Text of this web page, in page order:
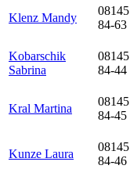
Klenz Mandy
08145
84-63
Kobarschik
Sabrina
08145
84-44
Kral Martina
08145
84-45
Kunze Laura
08145
84-46